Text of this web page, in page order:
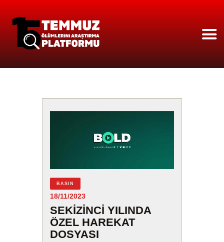
ANASAYFA
ÇÖZÜLEN OLAYLAR
251 İSIM
BASINDA PLATFORM
VIDEO GALERİ
İLETIŞIM
BASIN
18/11/2023
SEKIZINCI YILINDA
ÖZEL HAREKAT
DOSYASI